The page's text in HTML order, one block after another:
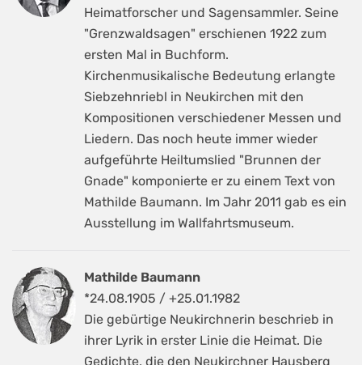
Heimatforscher und Sagensammler. Seine
"Grenzwaldsagen" erschienen 1922 zum
ersten Mal in Buchform.
Kirchenmusikalische Bedeutung erlangte
Siebzehnriebl in Neukirchen mit den
Kompositionen verschiedener Messen und
Liedern. Das noch heute immer wieder
aufgeführte Heiltumslied "Brunnen der
Gnade" komponierte er zu einem Text von
Mathilde Baumann. Im Jahr 2011 gab es ein
Ausstellung im Wallfahrtsmuseum.
Mathilde Baumann
*24.08.1905 / +25.01.1982
Die gebürtige Neukirchnerin beschrieb in
ihrer Lyrik in erster Linie die Heimat. Die
Gedichte, die den Neukirchner Hausberg